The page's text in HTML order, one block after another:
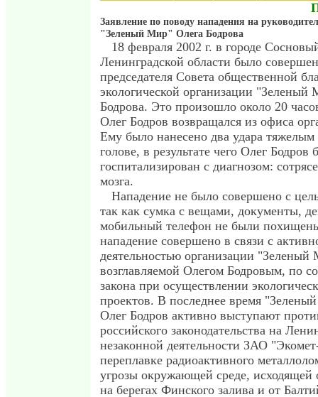
Заявление по поводу нападения на
"Зеленый Мир" Олега Бодрова
18 февраля 2002 г. в городе
Ленинградской области было
председателя Совета общественной
экологической организации "Зеленый
Бодрова. Это произошло около 20
Олег Бодров возвращался из офиса
Ему было нанесено два удара
голове, в результате чего Олег Бодров
госпитализирован с диагнозом:
мозга.
Нападение не было совершено с
так как сумка с вещами, документы,
мобильный телефон не были
нападение совершено в связи с
деятельностью организации
возглавляемой Олегом Бодровым, по
закона при осуществлении
проектов. В последнее время
Олег Бодров активно выступают
российского законодательства на
незаконной деятельности ЗАО
переплавке радиоактивного
угрозы окружающей среде, исходящей
на берегах Финского залива и от